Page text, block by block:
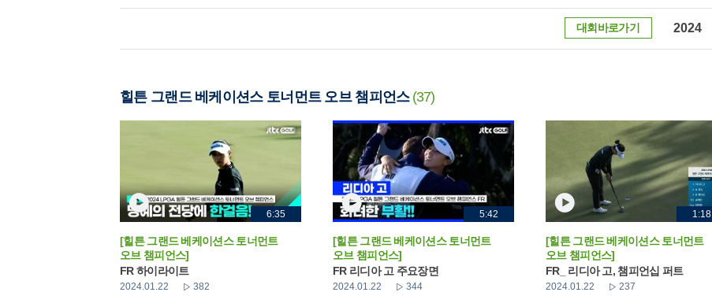
대회바로가기 2024
힐튼 그랜드 베케이션스 토너먼트 오브 챔피언스 (37)
6:35
[힐튼 그랜드 베케이션스 토너먼트
오브 챔피언스]
FR 하이라이트
2024.01.22 382
5:42
[힐튼 그랜드 베케이션스 토너먼트
오브 챔피언스]
FR 리디아 고 주요장면
2024.01.22 344
1:18
[힐튼 그랜드 베케이션스 토너먼트
오브 챔피언스]
FR_ 리디아 고, 챔피언십 퍼트
2024.01.22 237